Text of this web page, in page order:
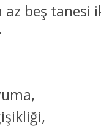
az beş tanesi